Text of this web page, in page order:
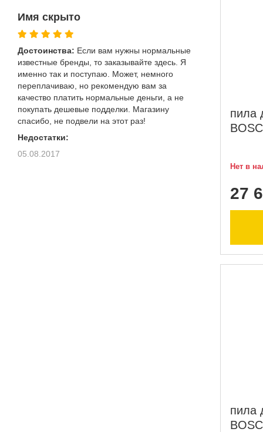
Имя скрыто
Достоинства: Если вам нужны нормальные
известные бренды, то заказывайте здесь. Я
именно так и поступаю. Может, немного
переплачиваю, но рекомендую вам за
качество платить нормальные деньги, а не
покупать дешевые подделки. Магазину
спасибо, не подвели на этот раз!
Недостатки:
05.08.2017
пила
Нет в
27
пила